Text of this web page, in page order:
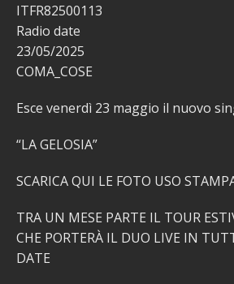
ITFR82500113
Radio date
23/05/2025
COMA_COSE
Esce venerdì 23 maggio il nuovo
“LA GELOSIA”
SCARICA QUI LE FOTO USO
TRA UN MESE PARTE IL TOUR
CHE PORTERÀ IL DUO LIVE IN
DATE